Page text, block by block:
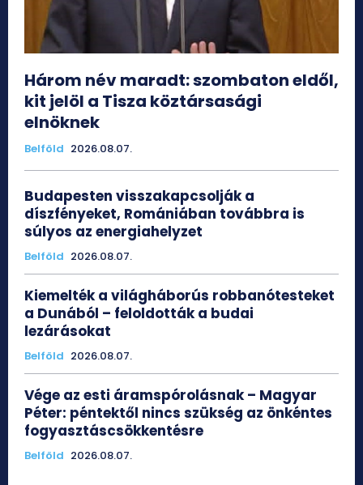
Három név maradt: szombaton eldől,
kit jelöl a Tisza köztársasági
elnöknek
Belföld 2026.08.07.
Budapesten visszakapcsolják a
díszfényeket, Romániában továbbra is
súlyos az energiahelyzet
Belföld 2026.08.07.
Kiemelték a világháborús robbanótesteket
a Dunából – feloldották a budai
lezárásokat
Belföld 2026.08.07.
Vége az esti áramspórolásnak – Magyar
Péter: péntektől nincs szükség az önkéntes
fogyasztáscsökkentésre
Belföld 2026.08.07.